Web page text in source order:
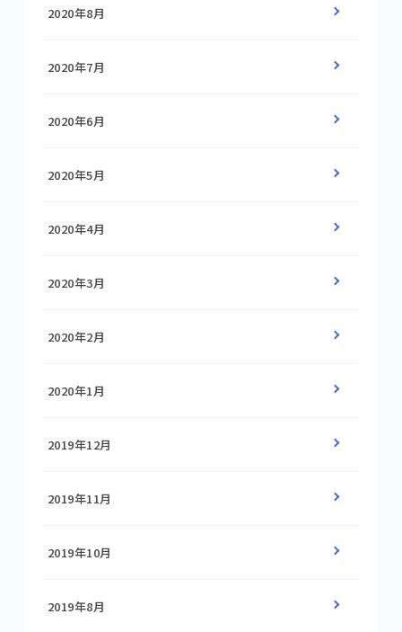
2020年8月
2020年7月
2020年6月
2020年5月
2020年4月
2020年3月
2020年2月
2020年1月
2019年12月
2019年11月
2019年10月
2019年8月